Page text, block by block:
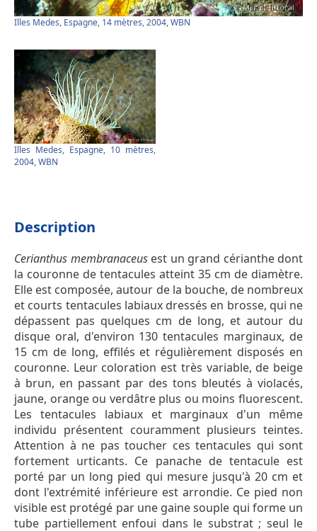
Illes Medes, Espagne, 14 mètres, 2004, WBN
Illes Medes, Espagne, 10 mètres,
2004, WBN
Description
Cerianthus membranaceusest un grand cérianthe dont
la couronne de tentacules atteint 35 cm de diamètre.
Elle est composée, autour de la bouche, de nombreux
et courts tentacules labiaux dressés en brosse, qui ne
dépassent pas quelques cm de long, et autour du
disque oral, d'environ 130 tentacules marginaux, de
15 cm de long, effilés et régulièrement disposés en
couronne. Leur coloration est très variable, de beige
à brun, en passant par des tons bleutés à violacés,
jaune, orange ou verdâtre plus ou moins fluorescent.
Les tentacules labiaux et marginaux d'un même
individu présentent couramment plusieurs teintes.
Attention à ne pas toucher ces tentacules qui sont
fortement urticants. Ce panache de tentacule est
porté par un long pied qui mesure jusqu'à 20 cm et
dont l'extrémité inférieure est arrondie. Ce pied non
visible est protégé par une gaine souple qui forme un
tube partiellement enfoui dans le substrat ; seul le